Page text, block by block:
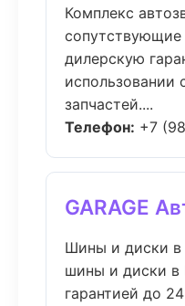
Комплекс
сопутствующие
дилерскую
использовании
запчастей....
Телефон: +7
GARAGE
Шины и диски в
шины и диски в
гарантией до